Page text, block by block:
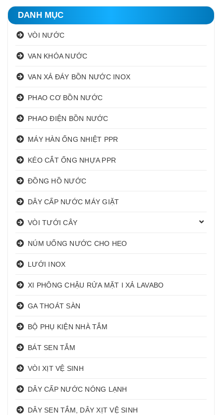
DANH MỤC
VÒI NƯỚC
VAN KHÓA NƯỚC
VAN XẢ ĐÁY BỒN NƯỚC INOX
PHAO CƠ BỒN NƯỚC
PHAO ĐIỆN BỒN NƯỚC
MÁY HÀN ỐNG NHIỆT PPR
KÉO CẮT ỐNG NHỰA PPR
ĐỒNG HỒ NƯỚC
DÂY CẤP NƯỚC MÁY GIẶT
VÒI TƯỚI CÂY
NÚM UỐNG NƯỚC CHO HEO
LƯỚI INOX
XI PHÔNG CHẬU RỬA MẶT I XẢ LAVABO
GA THOÁT SÀN
BỘ PHỤ KIỆN NHÀ TẮM
BÁT SEN TẮM
VÒI XỊT VỆ SINH
DÂY CẤP NƯỚC NÓNG LẠNH
DÂY SEN TẮM, DÂY XỊT VỆ SINH